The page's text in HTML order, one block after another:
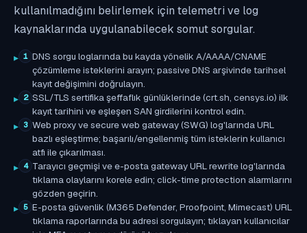
kullanılmadığını belirlemek için telemetri ve log
kaynaklarında uygulanabilecek somut sorgular.
1 DNS sorgu loglarında bu kayda yönelik A/AAAA/CNAME
çözümleme isteklerini arayın; passive DNS arşivinde tarihsel
kayıt değişimini doğrulayın.
2 SSL/TLS sertifika şeffaflık günlüklerinde (crt.sh, censys.io) ilk
kayıt tarihini ve eşleşen SAN girdilerini kontrol edin.
3 Web proxy ve secure web gateway (SWG) log'larında URL
bazlı eşleştirme; başarılı/engellenmiş tüm isteklerin kullanıcı
atfı ile çıkarılması.
4 Tarayıcı geçmişi ve e-posta gateway URL rewrite log'larında
tıklama olaylarını korele edin; click-time protection alarmlarını
gözden geçirin.
5 E-posta güvenlik (M365 Defender, Proofpoint, Mimecast) URL
tıklama raporlarında bu adresi sorgulayın; tıklayan kullanıcılar